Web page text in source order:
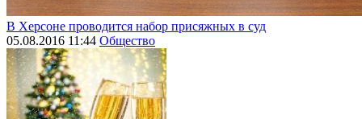
В Херсоне проводится набор присяжных в суд
05.08.2016 11:44 Общество